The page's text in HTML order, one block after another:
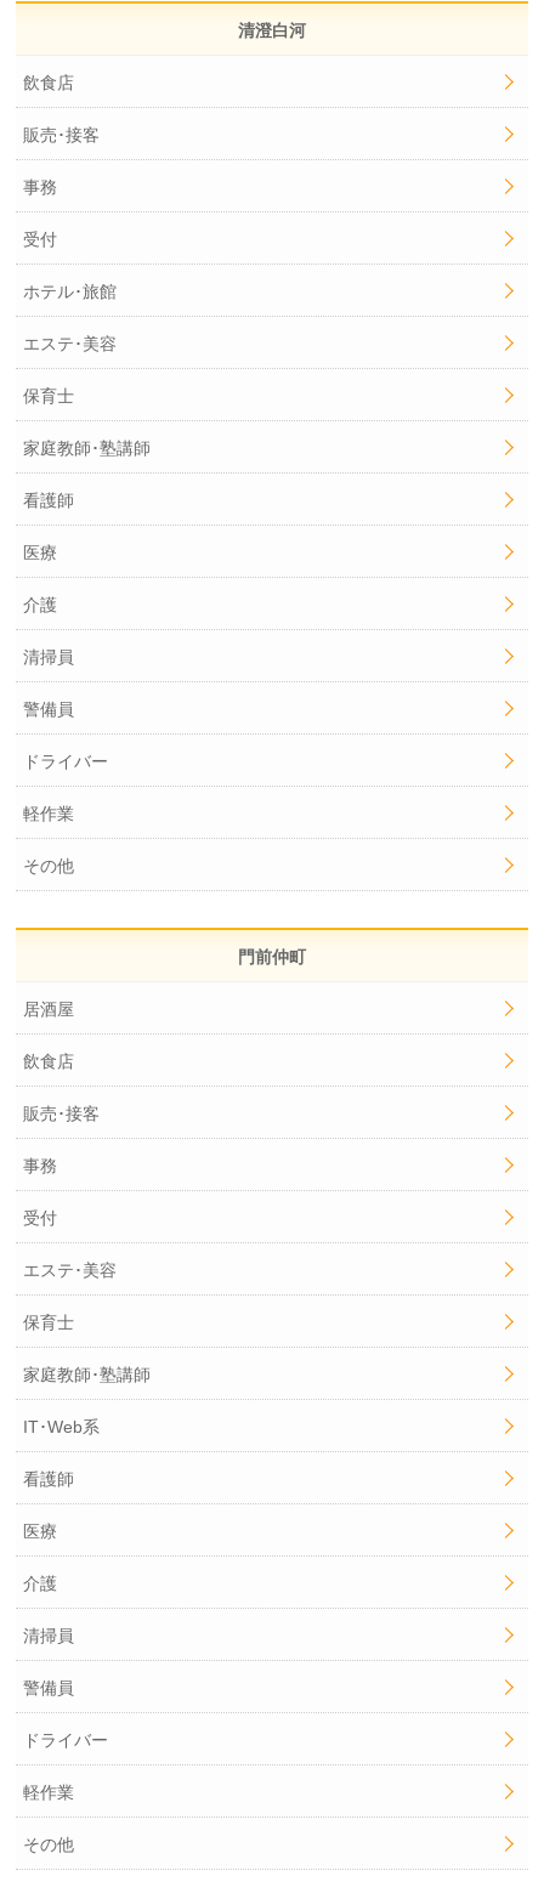
清澄白河
飲食店
販売･接客
事務
受付
ホテル･旅館
エステ･美容
保育士
家庭教師･塾講師
看護師
医療
介護
清掃員
警備員
ドライバー
軽作業
その他
門前仲町
居酒屋
飲食店
販売･接客
事務
受付
エステ･美容
保育士
家庭教師･塾講師
IT･Web系
看護師
医療
介護
清掃員
警備員
ドライバー
軽作業
その他